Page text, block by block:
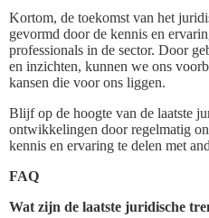
Kortom, de toekomst van het
gevormd door de kennis en
professionals in de sector. Door
en inzichten, kunnen we ons
kansen die voor ons liggen.
Blijf op de hoogte van de laatste
ontwikkelingen door regelmatig
kennis en ervaring te delen met
FAQ
Wat zijn de laatste juridische